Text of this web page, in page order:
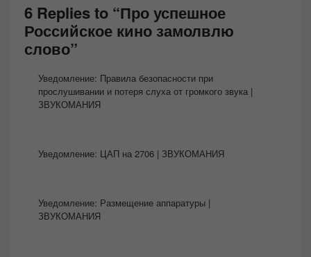
6 Replies to “Про успешное
Российское кино замолвлю
слово”
Уведомление: Правила безопасности при
прослушивании и потеря слуха от громкого звука |
ЗВУКОМАНИЯ
Уведомление: ЦАП на 2706 | ЗВУКОМАНИЯ
Уведомление: Размещение аппаратуры |
ЗВУКОМАНИЯ